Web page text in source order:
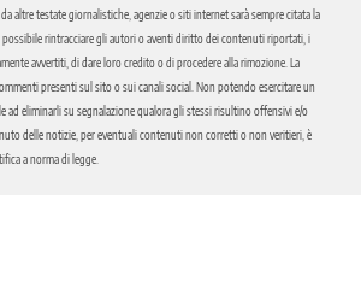
altre testate giornalistiche, agenzie o siti internet sarà sempre citata la
possibile rintracciare gli autori o aventi diritto dei contenuti riportati, i
avvertiti, di dare loro credito o di procedere alla rimozione. La
presenti sul sito o sui canali social. Non potendo esercitare un
eliminarli su segnalazione qualora gli stessi risultino offensivi e/o
delle notizie, per eventuali contenuti non corretti o non veritieri, è
a norma di legge.